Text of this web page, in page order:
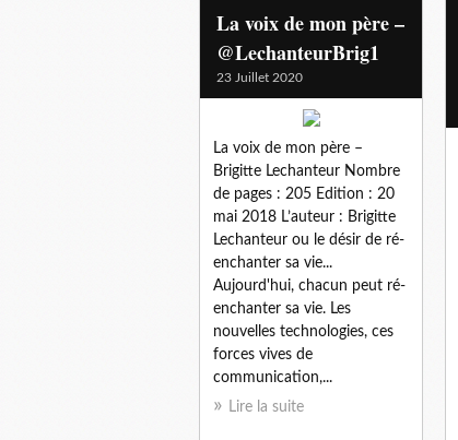
identite
La voix de mon père –
@LechanteurBrig1
23 Juillet 2020
La voix de mon père –
Brigitte Lechanteur Nombre
de pages : 205 Edition : 20
mai 2018 L’auteur : Brigitte
Lechanteur ou le désir de ré-
enchanter sa vie...
Aujourd'hui, chacun peut ré-
enchanter sa vie. Les
nouvelles technologies, ces
forces vives de
communication,...
Lire la suite